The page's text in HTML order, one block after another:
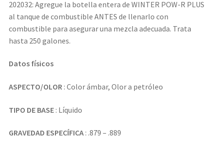
202032: Agregue la botella entera de WINTER POW-R PLUS
al tanque de combustible ANTES de llenarlo con
combustible para asegurar una mezcla adecuada. Trata
hasta 250 galones.
Datos físicos
ASPECTO/OLOR : Color ámbar, Olor a petróleo
TIPO DE BASE: Líquido
GRAVEDAD ESPECÍFICA: .879 – .889